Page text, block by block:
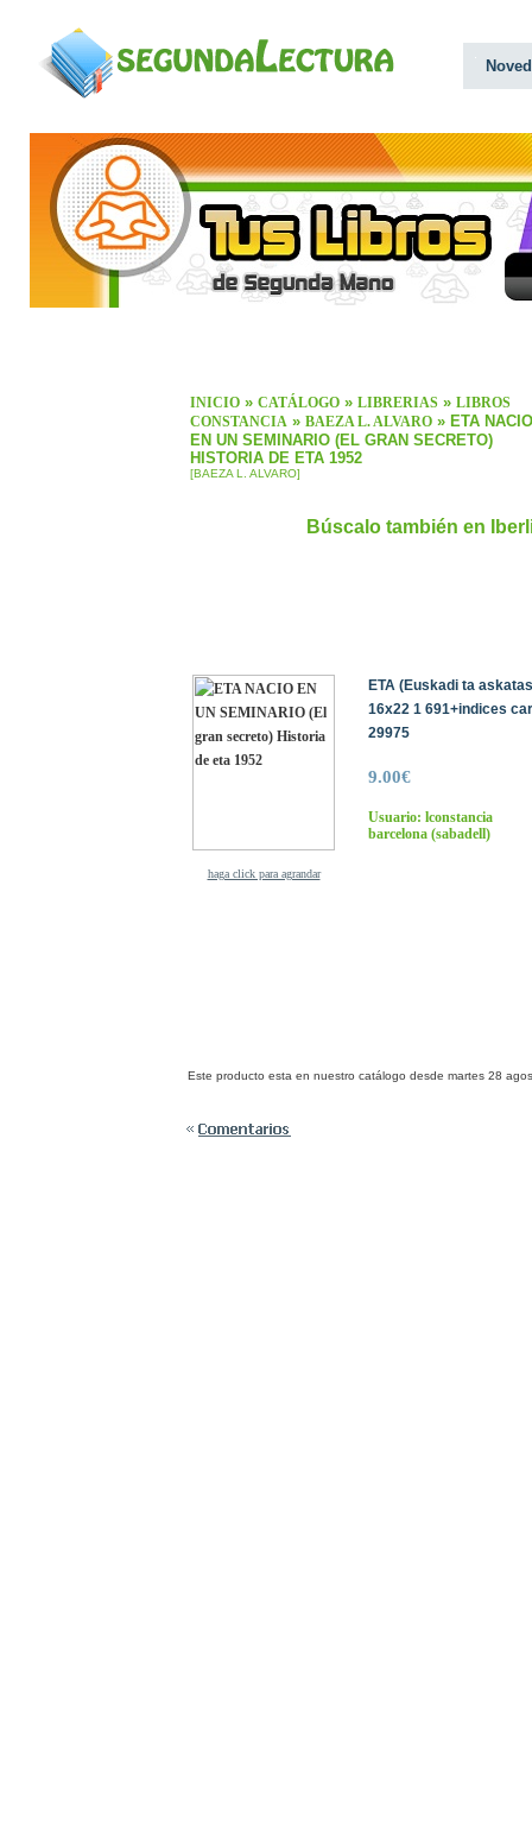
INICIO » CATÁLOGO » LIBRERIAS » LIBROS
CONSTANCIA » BAEZA L. ALVARO » ETA NACIO
EN UN SEMINARIO (EL GRAN SECRETO)
HISTORIA DE ETA 1952
[BAEZA L. ALVARO]
Búscalo también en
haga click para agrandar
ETA (Euskadi ta
16x22 1 691+indices
29975
9.00€
Usuario: lconstancia
barcelona (sabadell)
Este producto esta en nuestro catálogo desde martes 28